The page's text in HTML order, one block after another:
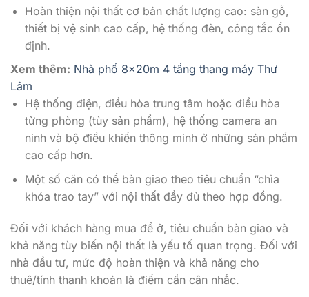
định.
Xem thêm: Nhà phố 8x20m 4 tầng thang máy Thư
Lâm
Hệ thống điện, điều hòa trung tâm hoặc điều hòa
từng phòng (tùy sản phẩm), hệ thống camera an
ninh và bộ điều khiển thông minh ở những sản phẩm
cao cấp hơn.
Một số căn có thể bàn giao theo tiêu chuẩn “chìa
khóa trao tay” với nội thất đầy đủ theo hợp đồng.
Đối với khách hàng mua để ở, tiêu chuẩn bàn giao và
nhà đầu tư, mức độ hoàn thiện và khả năng cho
thuê/tính thanh khoản là điểm cần cân nhắc.
Tiện ích nội khu, dịch vụ quản lý và trải